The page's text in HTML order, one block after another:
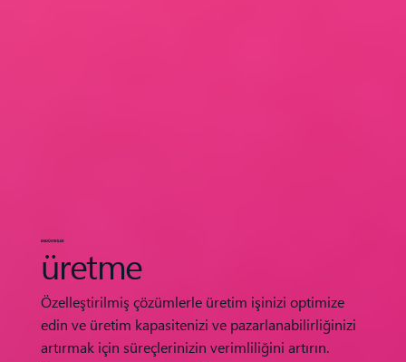
ENDÜSTRİLER
üretme
Özelleştirilmiş çözümlerle üretim işinizi optimize
edin ve üretim kapasitenizi ve pazarlanabilirliğinizi
artırmak için süreçlerinizin verimliliğini artırın.